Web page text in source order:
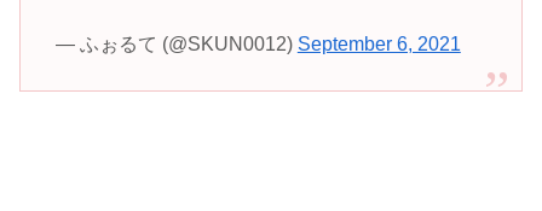
— ふぉるて (@SKUN0012) September 6, 2021